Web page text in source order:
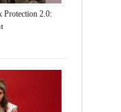
Protection 2.0: